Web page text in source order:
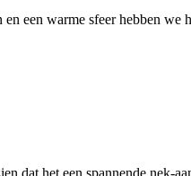
een warme sfeer hebben we
dat het een spannende nek-